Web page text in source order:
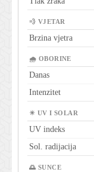
💨 VJETAR
Brzina vjetra
🌧 OBORINE
Danas
Intenzitet
☀ UV I SOLAR
UV indeks
Sol. radijacija
🌅 SUNCE